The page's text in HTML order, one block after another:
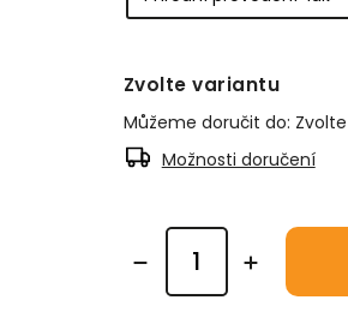
Zvolte variantu
Můžeme doručit do:
Možnosti doručení